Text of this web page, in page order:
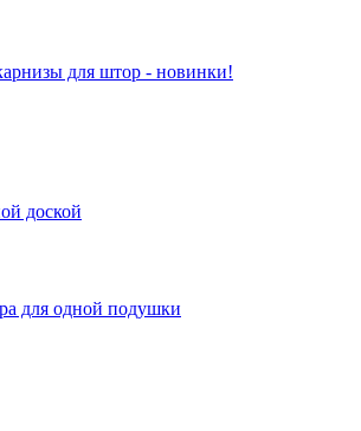
для штор - новинки!
доской
для одной подушки